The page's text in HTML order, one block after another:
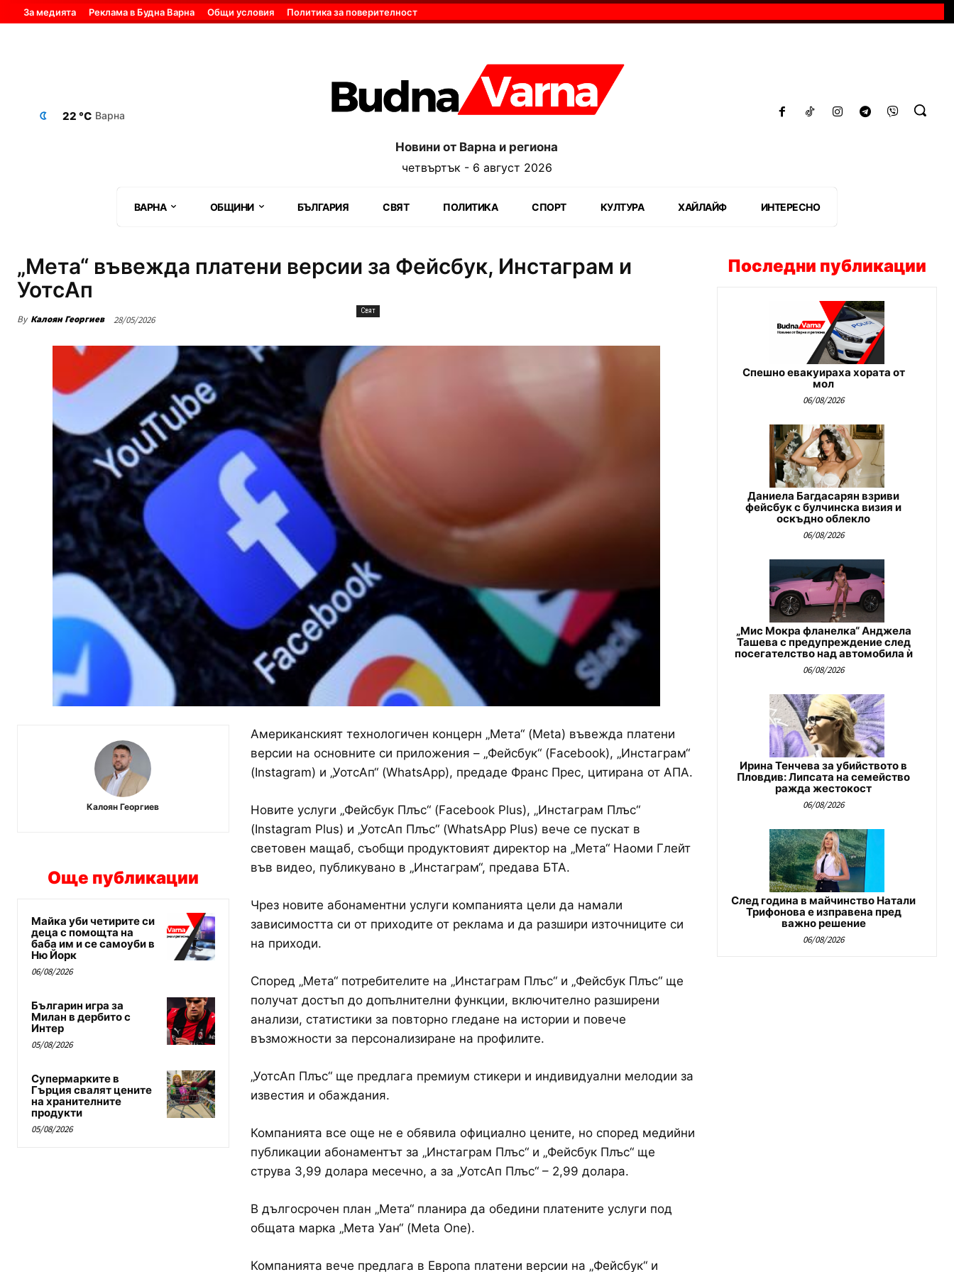
За медията Реклама в Будна Варна Общи условия Политика за поверителност
22 °C Варна
Новини от Варна и региона
четвъртък - 6 август 2026
ВАРНА ОБЩИНИ БЪЛГАРИЯ СВЯТ ПОЛИТИКА СПОРТ КУЛТУРА ХАЙЛАЙФ ИНТЕРЕСНО
„Мета“ въвежда платени версии за Фейсбук, Инстаграм и
УотсАп
By Калоян Георгиев 28/05/2026
Свят
Калоян Георгиев
Още публикации
Майка уби четирите си
деца с помощта на
баба им и се самоуби в
Ню Йорк
06/08/2026
Българин игра за
Милан в дербито с
Интер
05/08/2026
Супермарките в
Гърция свалят цените
на хранителните
продукти
05/08/2026
Американският технологичен концерн „Мета“ (Meta) въвежда платени
версии на основните си приложения – „Фейсбук“ (Facebook), „Инстаграм“
(Instagram) и „УотсАп“ (WhatsApp), предаде Франс Прес, цитирана от АПА.
Новите услуги „Фейсбук Плъс“ (Facebook Plus), „Инстаграм Плъс“
(Instagram Plus) и „УотсАп Плъс“ (WhatsApp Plus) вече се пускат в
световен мащаб, съобщи продуктовият директор на „Мета“ Наоми Глейт
във видео, публикувано в „Инстаграм“, предава БТА.
Чрез новите абонаментни услуги компанията цели да намали
зависимостта си от приходите от реклама и да разшири източниците си
на приходи.
Според „Мета“ потребителите на „Инстаграм Плъс“ и „Фейсбук Плъс“ ще
получат достъп до допълнителни функции, включително разширени
анализи, статистики за повторно гледане на истории и повече
възможности за персонализиране на профилите.
„УотсАп Плъс“ ще предлага премиум стикери и индивидуални мелодии за
известия и обаждания.
Компанията все още не е обявила официално цените, но според медийни
публикации абонаментът за „Инстаграм Плъс“ и „Фейсбук Плъс“ ще
струва 3,99 долара месечно, а за „УотсАп Плъс“ – 2,99 долара.
В дългосрочен план „Мета“ планира да обедини платените услуги под
общата марка „Мета Уан“ (Meta One).
Компанията вече предлага в Европа платени версии на „Фейсбук“ и
Последни публикации
Спешно евакуираха хората от
мол
06/08/2026
Даниела Багдасарян взриви
фейсбук с булчинска визия и
оскъдно облекло
06/08/2026
„Мис Мокра фланелка“ Анджела
Ташева с предупреждение след
посегателство над автомобила ѝ
06/08/2026
Ирина Тенчева за убийството в
Пловдив: Липсата на семейство
ражда жестокост
06/08/2026
След година в майчинство Натали
Трифонова е изправена пред
важно решение
06/08/2026